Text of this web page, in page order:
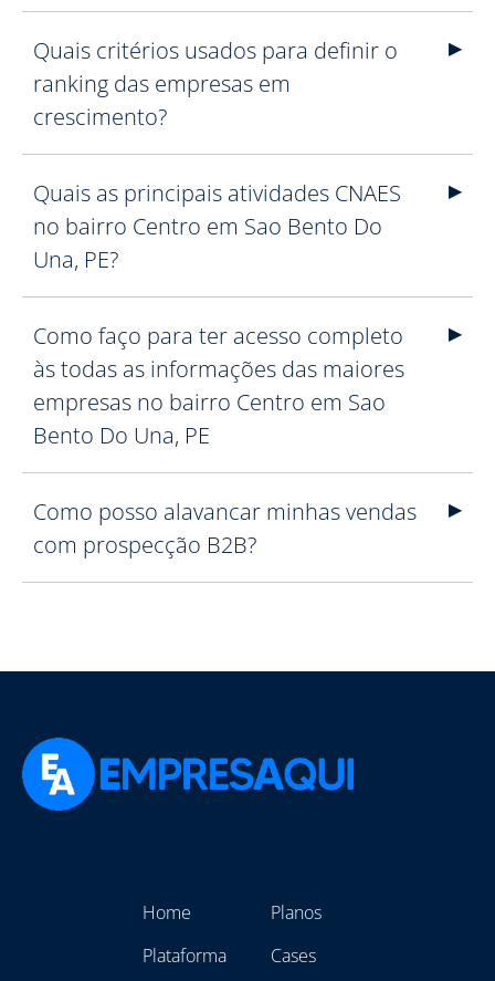
Quais critérios usados para definir o
ranking das empresas em
crescimento?
Quais as principais atividades CNAES
no bairro Centro em Sao Bento Do
Una, PE?
Como faço para ter acesso completo
às todas as informações das maiores
empresas no bairro Centro em Sao
Bento Do Una, PE
Como posso alavancar minhas vendas
com prospecção B2B?
Home
Plataforma
Planos
Cases